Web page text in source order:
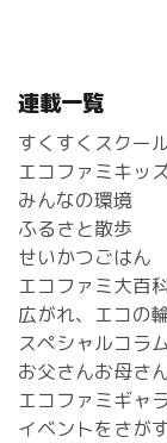
連載一覧
すくすくスクー
エコファミキッ
みんなの環境
ふるさと散歩
せいかつごはん
エコファミ大百
広がれ、エコの
スペシャルコラ
お父さんお母さ
エコファミギャ
イベントをさが